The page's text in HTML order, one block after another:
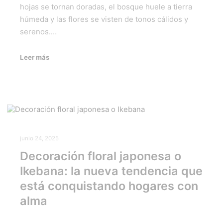
hojas se tornan doradas, el bosque huele a tierra
húmeda y las flores se visten de tonos cálidos y
serenos.…
Leer más
junio 24, 2025
Decoración floral japonesa o
Ikebana: la nueva tendencia que
está conquistando hogares con
alma